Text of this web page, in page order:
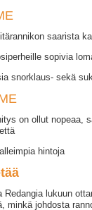
saarista
sopivia
snorklaus- sekä
on ollut nopeaa,
hintoja
Redangia lukuun
minkä johdosta